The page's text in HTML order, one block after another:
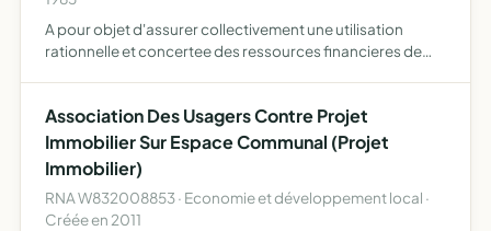
A pour objet d'assurer collectivement une utilisation
rationnelle et concertee des ressources financieres de
d'equipe
Association Des Usagers Contre Projet
Immobilier Sur Espace Communal (Projet
Immobilier)
RNA W832008853 · Economie et développement local ·
Créée en 2011